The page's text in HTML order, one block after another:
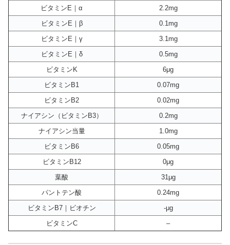
ビタミンE｜α
2.2mg
ビタミンE｜β
0.1mg
ビタミンE｜γ
3.1mg
ビタミンE｜δ
0.5mg
ビタミンK
6μg
ビタミンB1
0.07mg
ビタミンB2
0.02mg
ナイアシン（ビタミンB3）
0.2mg
ナイアシン当量
1.0mg
ビタミンB6
0.05mg
ビタミンB12
0μg
葉酸
31μg
パントテン酸
0.24mg
ビタミンB7｜ビオチン
-μg
ビタミンC
–